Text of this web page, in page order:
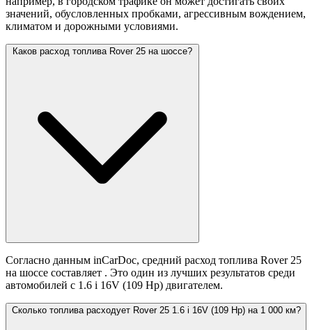
значений, обусловленных пробками, агрессивным вождением,
климатом и дорожными условиями.
Каков расход топлива Rover 25 на шоссе?
Согласно данным inCarDoc, средний расход топлива Rover 25
на шоссе составляет . Это один из лучших результатов среди
автомобилей с 1.6 i 16V (109 Hp) двигателем.
Сколько топлива расходует Rover 25 1.6 i 16V (109 Hp) на 1 000 км?